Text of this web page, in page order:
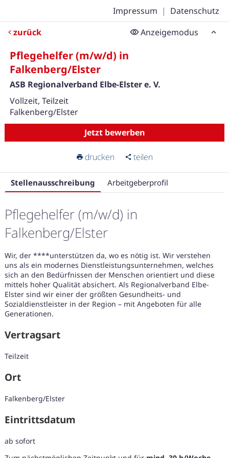
Impressum | Datenschutz
zurück
Anzeigemodus
Pflegehelfer (m/w/d) in
Falkenberg/Elster
ASB Regionalverband Elbe-Elster e. V.
Vollzeit, Teilzeit
Falkenberg/Elster
Jetzt bewerben
drucken teilen
Stellenausschreibung Arbeitgeberprofil
Pflegehelfer (m/w/d) in
Falkenberg/Elster
Wir, der ****unterstützen da, wo es nötig ist. Wir verstehen
uns als ein modernes Dienstleistungsunternehmen, welches
sich an den Bedürfnissen der Menschen orientiert und diese
mittels hoher Qualität absichert. Als Regionalverband Elbe-
Elster sind wir einer der größten Gesundheits- und
Sozialdienstleister in der Region – mit Angeboten für alle
Generationen.
Vertragsart
Teilzeit
Ort
Falkenberg/Elster
Eintrittsdatum
ab sofort